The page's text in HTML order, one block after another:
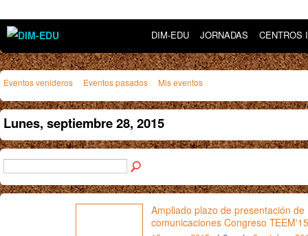
DIM-EDU JORNADAS CENTROS
Eventos venideros Eventos pasados Mis eventos
Lunes, septiembre 28, 2015
Ampliado plazo de presentación de
comunicaciones Congreso TEEM'15